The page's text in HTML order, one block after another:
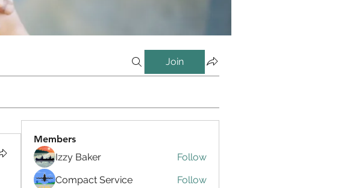
Join
Members
Izzy Baker
Follow
Compact Service
Follow